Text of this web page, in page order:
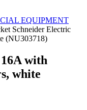
EQUIPMENT
Schneider Electric
(NU303718)
with
white